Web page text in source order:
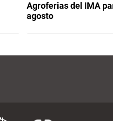
Agroferias del IMA
agosto